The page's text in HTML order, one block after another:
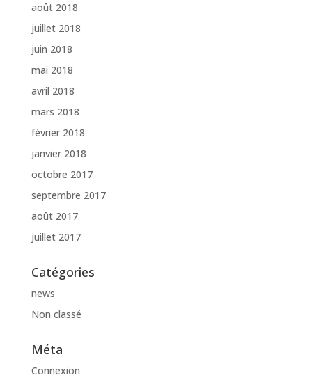
août 2018
juillet 2018
juin 2018
mai 2018
avril 2018
mars 2018
février 2018
janvier 2018
octobre 2017
septembre 2017
août 2017
juillet 2017
Catégories
news
Non classé
Méta
Connexion